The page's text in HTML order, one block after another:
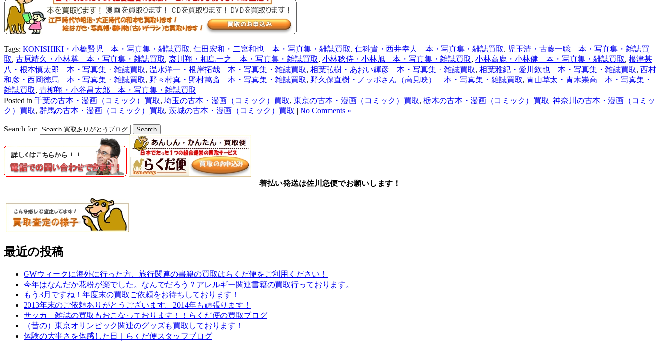
Tags: KONISHIKI・小橋賢児 本・写真集・雑誌買取, 仁田宏和・二宮和也 本・写真集・雑誌買取, 仁科貴・西井幸人 本・写真集・雑誌買取, 児玉清・古藤一聡 本・写真集・雑誌買
取, 古原靖久・小林尊 本・写真集・雑誌買取, 哀川翔・相島一之 本・写真集・雑誌買取, 小林稔侍・小林旭 本・写真集・雑誌買取, 小林高鹿・小林健 本・写真集・雑誌買取, 根津甚
八・根本慎太郎 本・写真集・雑誌買取, 温水洋一・根岸拓哉 本・写真集・雑誌買取, 相葉弘樹・あおい輝彦 本・写真集・雑誌買取, 相葉雅紀・愛川欽也 本・写真集・雑誌買取, 西村
和彦・西岡徳馬 本・写真集・雑誌買取, 野々村真・野村萬斎 本・写真集・雑誌買取, 野久保直樹・ノッポさん（高見映） 本・写真集・雑誌買取, 青山草太・青木崇高 本・写真集・
雑誌買取, 青柳翔・小谷昌太郎 本・写真集・雑誌買取
Posted in 千葉の古本・漫画（コミック）買取, 埼玉の古本・漫画（コミック）買取, 東京の古本・漫画（コミック）買取, 栃木の古本・漫画（コミック）買取, 神奈川の古本・漫画（コミッ
ク）買取, 群馬の古本・漫画（コミック）買取, 茨城の古本・漫画（コミック）買取 | No Comments »
Search for:
着払い発送は佐川急便でお願いします！
最近の投稿
GWウィークに海外に行った方、旅行関連の書籍の買取はらくだ便をご利用ください！
今年はなんだか花粉が楽でした。なんでだろう？アレルギー関連書籍の買取行っております。
もう3月ですね！年度末の買取ご依頼をお待ちしております！
2013年末のご依頼ありがとうございます。2014年も頑張ります！
サッカー雑誌の買取もおこなっております！！らくだ便の買取ブログ
（昔の）東京オリンピック関連のグッズも買取しております！
体験の大事さを体感した日｜らくだ便スタッフブログ